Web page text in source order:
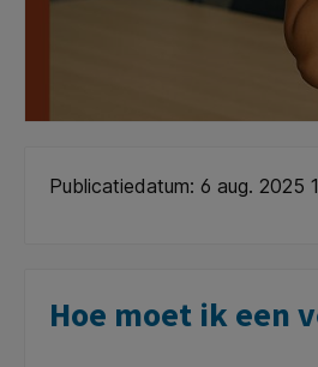
Publicatiedatum: 6 aug. 2025
Hoe moet ik een